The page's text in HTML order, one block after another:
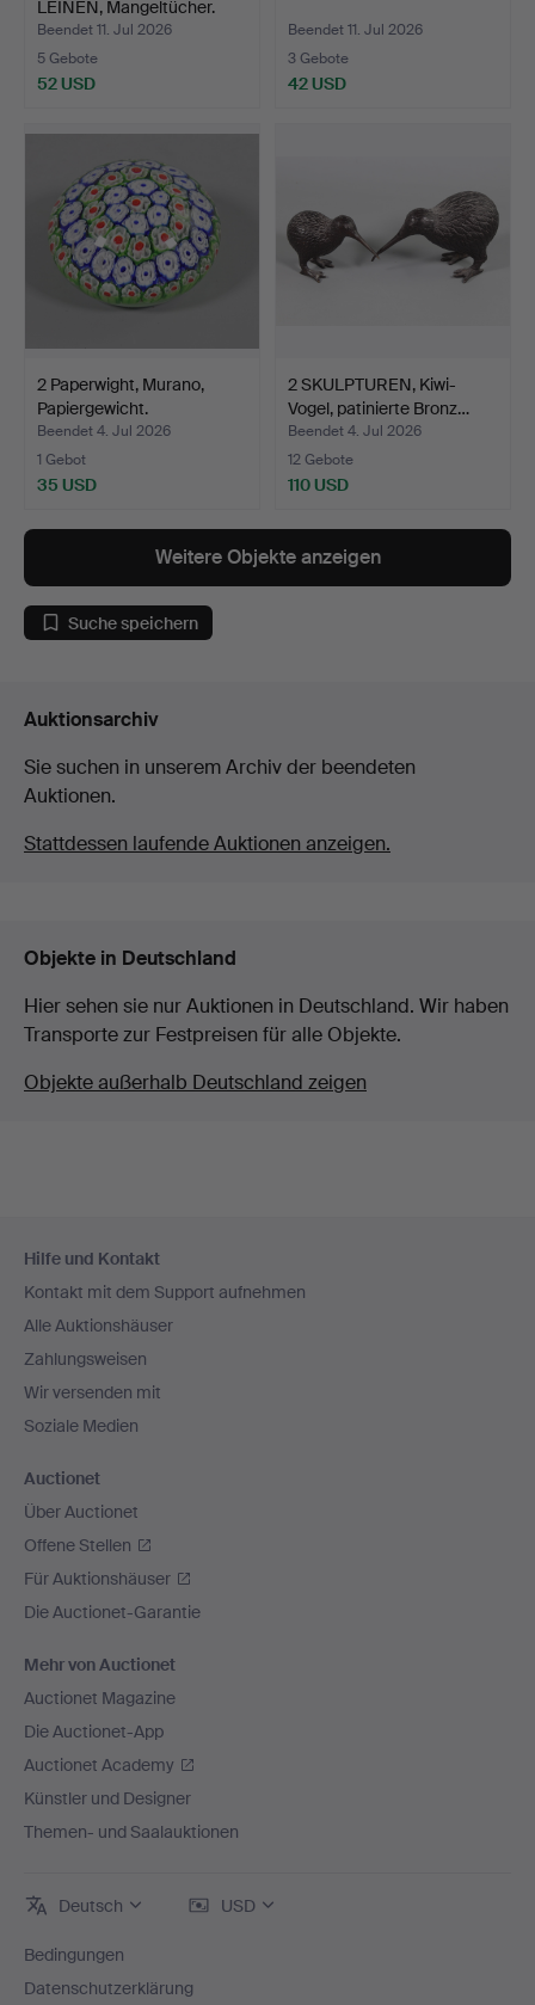
LEINEN, Mangeltücher.
Beendet 11. Jul 2026
5 Gebote
52 USD
Beendet 11. Jul 2026
3 Gebote
42 USD
2 Paperwight, Murano,
Papiergewicht.
Beendet 4. Jul 2026
1 Gebot
35 USD
2 SKULPTUREN, Kiwi-
Vogel, patinierte Bronz…
Beendet 4. Jul 2026
12 Gebote
110 USD
Weitere Objekte anzeigen
Suche speichern
Auktionsarchiv
Sie suchen in unserem Archiv der beendeten
Auktionen.
Stattdessen laufende Auktionen anzeigen.
Objekte in Deutschland
Hier sehen sie nur Auktionen in Deutschland. Wir haben
Transporte zur Festpreisen für alle Objekte.
Objekte außerhalb Deutschland zeigen
Navigation
Hilfe und Kontakt
Kontakt mit dem Support aufnehmen
Alle Auktionshäuser
Zahlungsweisen
Wir versenden mit
Soziale Medien
Auctionet
Über Auctionet
Offene Stellen
Für Auktionshäuser
Die Auctionet-Garantie
Mehr von Auctionet
Auctionet Magazine
Die Auctionet-App
Auctionet Academy
Künstler und Designer
Themen- und Saalauktionen
Deutsch USD
Bedingungen
Datenschutzerklärung